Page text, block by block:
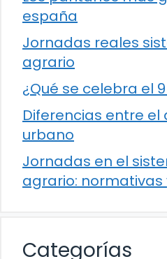
españa
Jornadas reales
agrario
¿Qué se celebra el
Diferencias entre
urbano
Jornadas en el
agrario: normativas
Categorías